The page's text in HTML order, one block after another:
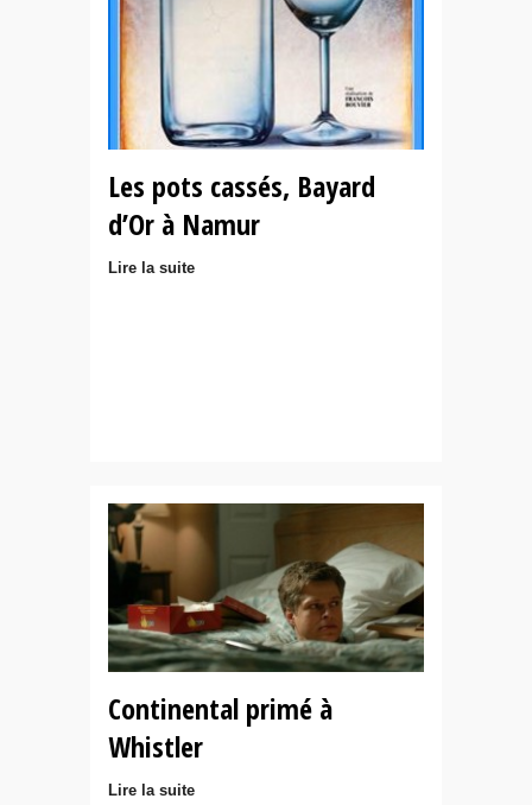
Les pots cassés, Bayard
d’Or à Namur
Lire la suite
Continental primé à
Whistler
Lire la suite